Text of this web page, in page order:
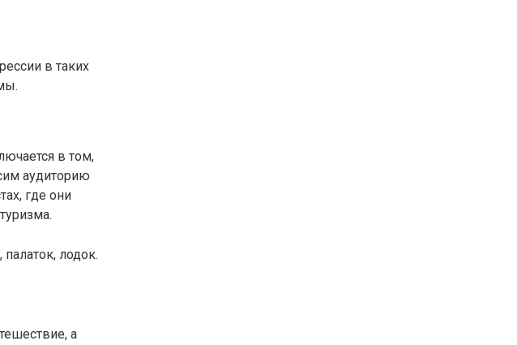
в таких
в том,
аудиторию
где они
лодок.
а